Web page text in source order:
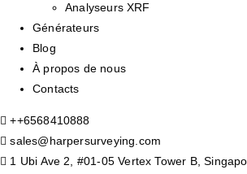
Analyseurs XRF
Générateurs
Blog
À propos de nous
Contacts
++6568410888
sales@harpersurveying.com
1 Ubi Ave 2, #01-05 Vertex Tower B,